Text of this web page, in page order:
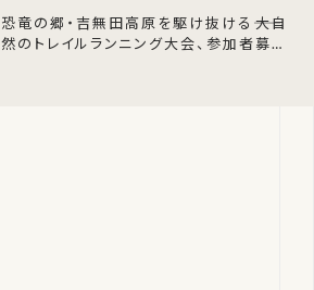
恐竜の郷・吉無田高原を駆け抜ける――大自
然のトレイルランニング大会、参加者募集